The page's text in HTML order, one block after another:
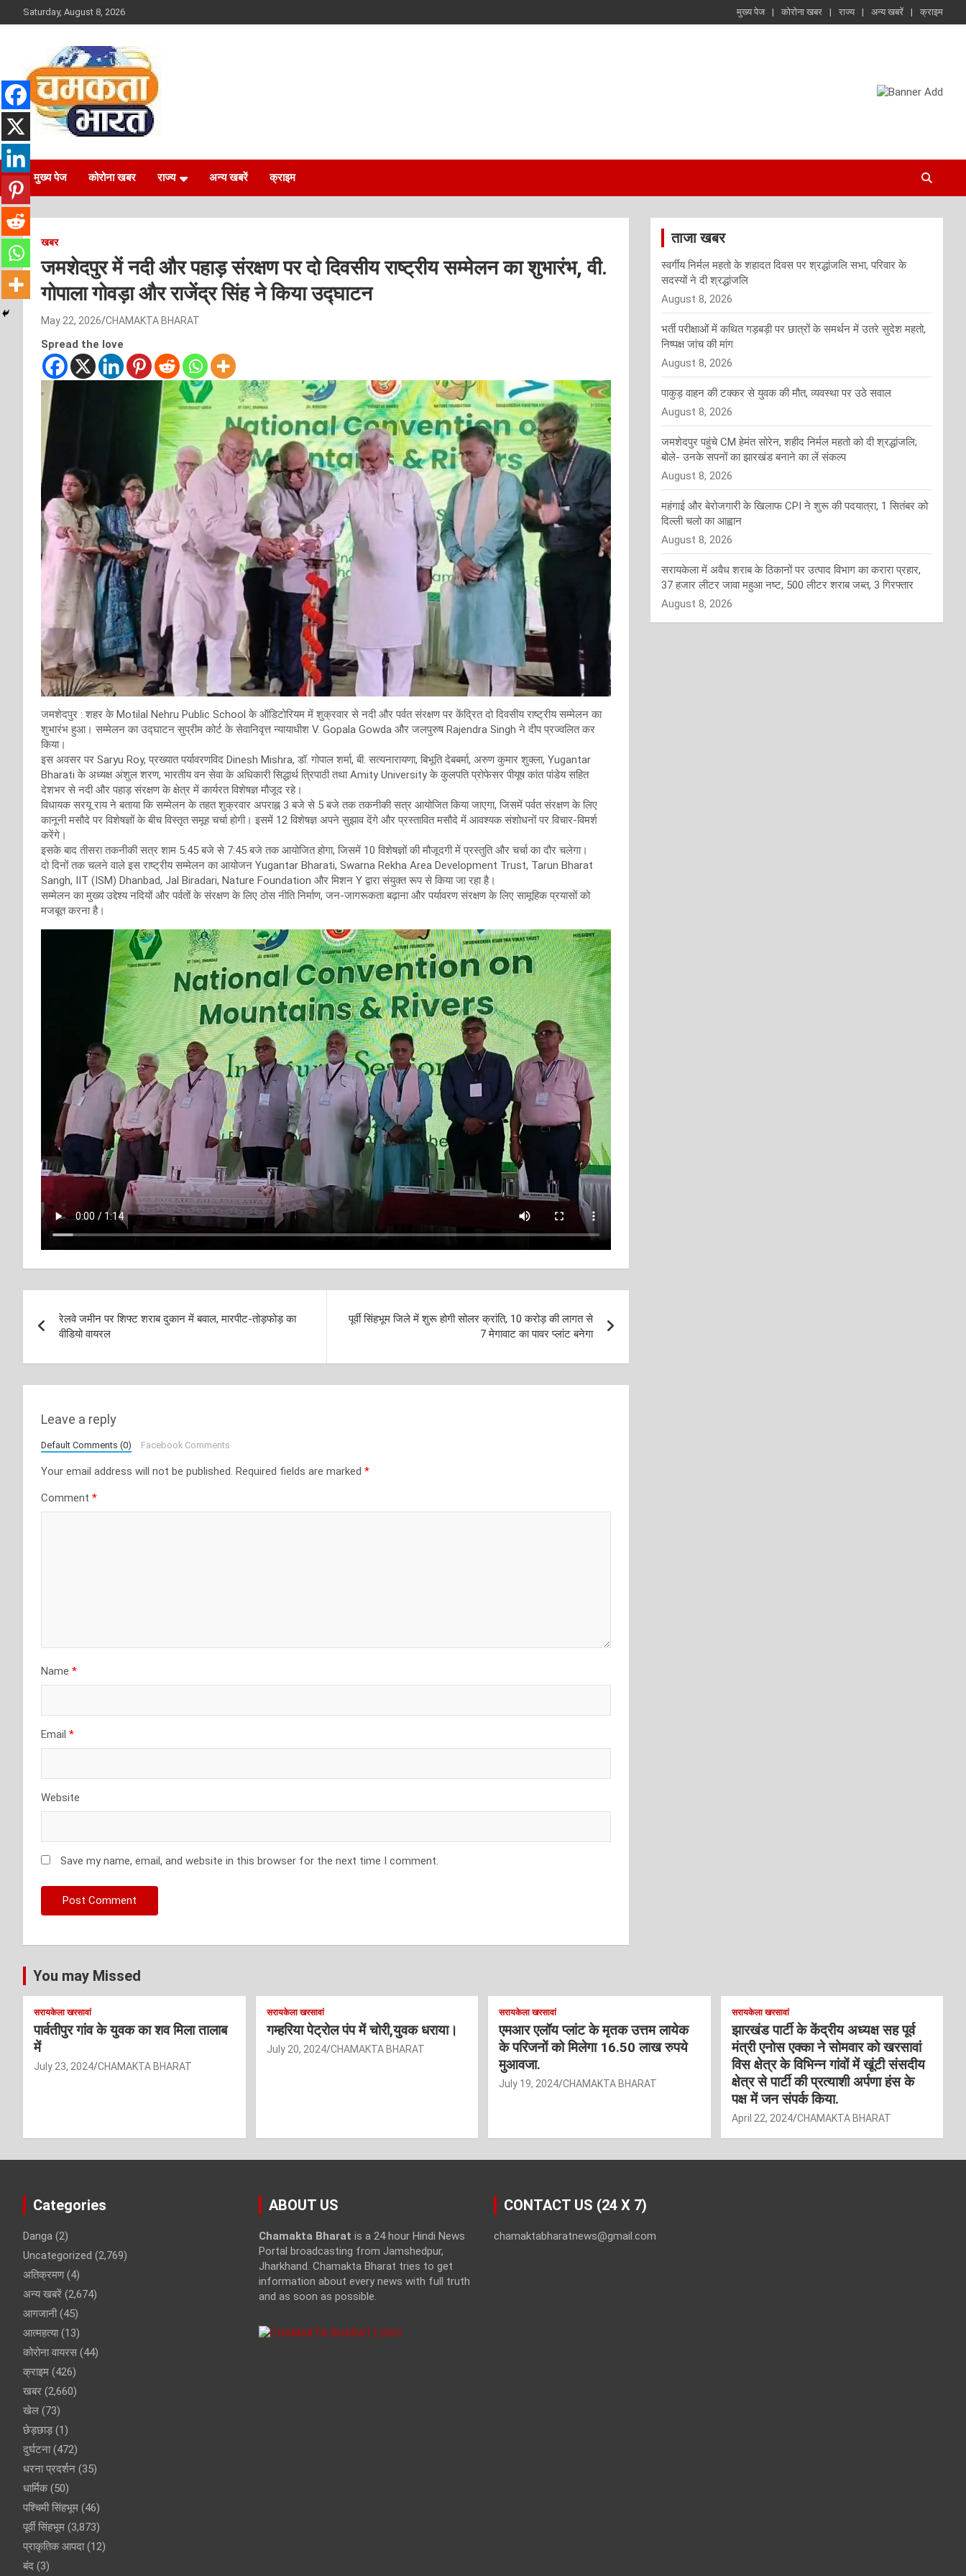
to
Saturday, August 8, 2026 मुख्य पेज कोरोना खबर राज्य अन्य खबरें क्राइम
CHAMAKTA BHARAT
NEWS
मुख्य पेज कोरोना खबर राज्य अन्य खबरें क्राइम
खबर
जमशेदपुर में नदी और पहाड़ संरक्षण पर दो दिवसीय राष्ट्रीय सम्मेलन का शुभारंभ, वी.
गोपाला गोवड़ा और राजेंद्र सिंह ने किया उद्घाटन
May 22, 2026 CHAMAKTA BHARAT
Spread the love
जमशेदपुर : शहर के Motilal Nehru Public School के ऑडिटोरियम में शुक्रवार से नदी और पर्वत संरक्षण पर केंद्रित दो दिवसीय राष्ट्रीय सम्मेलन का
शुभारंभ हुआ। सम्मेलन का उद्घाटन सुप्रीम कोर्ट के सेवानिवृत्त न्यायाधीश V. Gopala Gowda और जलपुरुष Rajendra Singh ने दीप प्रज्वलित कर
किया।
इस अवसर पर Saryu Roy, प्रख्यात पर्यावरणविद Dinesh Mishra, डॉ. गोपाल शर्मा, बी. सत्यनारायणा, बिभूति देबबर्मा, अरुण कुमार शुक्ला, Yugantar
Bharati के अध्यक्ष अंशुल शरण, भारतीय वन सेवा के अधिकारी सिद्धार्थ त्रिपाठी तथा Amity University के कुलपति प्रोफेसर पीयूष कांत पांडेय सहित
देशभर से नदी और पहाड़ संरक्षण के क्षेत्र में कार्यरत विशेषज्ञ मौजूद रहे।
विधायक सरयू राय ने बताया कि सम्मेलन के तहत शुक्रवार अपराह्न 3 बजे से 5 बजे तक तकनीकी सत्र आयोजित किया जाएगा, जिसमें पर्वत संरक्षण के लिए
कानूनी मसौदे पर विशेषज्ञों के बीच विस्तृत समूह चर्चा होगी। इसमें 12 विशेषज्ञ अपने सुझाव देंगे और प्रस्तावित मसौदे में आवश्यक संशोधनों पर विचार-विमर्श
करेंगे।
इसके बाद तीसरा तकनीकी सत्र शाम 5:45 बजे से 7:45 बजे तक आयोजित होगा, जिसमें 10 विशेषज्ञों की मौजूदगी में प्रस्तुति और चर्चा का दौर चलेगा।
दो दिनों तक चलने वाले इस राष्ट्रीय सम्मेलन का आयोजन Yugantar Bharati, Swarna Rekha Area Development Trust, Tarun Bharat
Sangh, IIT (ISM) Dhanbad, Jal Biradari, Nature Foundation और मिशन Y द्वारा संयुक्त रूप से किया जा रहा है।
सम्मेलन का मुख्य उद्देश्य नदियों और पर्वतों के संरक्षण के लिए ठोस नीति निर्माण, जन-जागरूकता बढ़ाना और पर्यावरण संरक्षण के लिए सामूहिक प्रयासों को
मजबूत करना है।
navigation
रेलवे जमीन पर शिफ्ट शराब दुकान में बवाल, मारपीट-तोड़फोड़ का
वीडियो वायरल
पूर्वी सिंहभूम जिले में शुरू होगी सोलर क्रांति, 10 करोड़ की लागत से
7 मेगावाट का पावर प्लांट बनेगा
Leave a reply
Default Comments (0) Facebook Comments
Your email address will not be published. Required fields are marked *
Comment *
Name *
Email *
Website
Save my name, email, and website in this browser for the next time I comment.
ताजा खबर
स्वर्गीय निर्मल महतो के शहादत दिवस पर श्रद्धांजलि सभा, परिवार के
सदस्यों ने दी श्रद्धांजलि
August 8, 2026
भर्ती परीक्षाओं में कथित गड़बड़ी पर छात्रों के समर्थन में उतरे सुदेश महतो,
निष्पक्ष जांच की मांग
August 8, 2026
पाकुड़ वाहन की टक्कर से युवक की मौत, व्यवस्था पर उठे सवाल
August 8, 2026
जमशेदपुर पहुंचे CM हेमंत सोरेन, शहीद निर्मल महतो को दी श्रद्धांजलि;
बोले- उनके सपनों का झारखंड बनाने का लें संकल्प
August 8, 2026
महंगाई और बेरोजगारी के खिलाफ CPI ने शुरू की पदयात्रा, 1 सितंबर को
दिल्ली चलो का आह्वान
August 8, 2026
सरायकेला में अवैध शराब के ठिकानों पर उत्पाद विभाग का करारा प्रहार,
37 हजार लीटर जावा महुआ नष्ट, 500 लीटर शराब जब्त, 3 गिरफ्तार
August 8, 2026
You may Missed
सरायकेला खरसावां
पार्वतीपुर गांव के युवक का शव मिला तालाब
में
July 23, 2024 CHAMAKTA BHARAT
सरायकेला खरसावां
गम्हरिया पेट्रोल पंप में चोरी,युवक धराया।
July 20, 2024 CHAMAKTA BHARAT
सरायकेला खरसावां
एमआर एलॉय प्लांट के मृतक उत्तम लायेक
के परिजनों को मिलेगा 16.50 लाख रुपये
मुआवजा.
July 19, 2024 CHAMAKTA BHARAT
सरायकेला खरसावां
झारखंड पार्टी के केंद्रीय अध्यक्ष सह पूर्व
मंत्री एनोस एक्का ने सोमवार को खरसावां
विस क्षेत्र के विभिन्न गांवों में खूंटी संसदीय
क्षेत्र से पार्टी की प्रत्याशी अर्पणा हंस के
पक्ष में जन संपर्क किया.
April 22, 2024 CHAMAKTA BHARAT
Categories
Danga (2)
Uncategorized (2,769)
अतिक्रमण(4)
अन्य खबरें (2,674)
आगजानी(45)
आत्महत्या(13)
कोरोना वायरस (44)
क्राइम (426)
खबर (2,660)
खेल (73)
छेड़छाड़(1)
दुर्घटना(472)
धरना प्रदर्शन (35)
धार्मिक(50)
पश्चिमी सिंहभूम (46)
पूर्वी सिंहभूम (3,873)
प्राकृतिक आपदा(12)
बंद (3)
ABOUT US
Chamakta Bharat is a 24 hour Hindi News
Portal broadcasting from Jamshedpur,
Jharkhand. Chamakta Bharat tries to get
information about every news with full truth
and as soon as possible.
CONTACT US (24 X 7)
chamaktabharatnews@gmail.com